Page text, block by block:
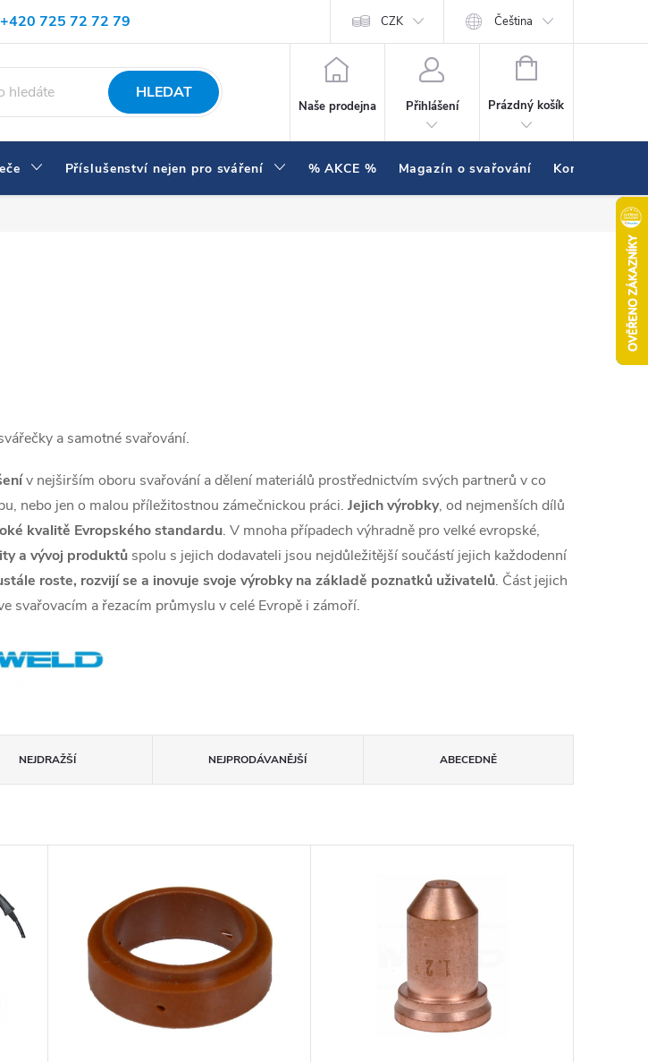
+420 725 72 72 79
Proč nakupovat u nás Hodnocení obchodu
CZK Čeština
HLEDAT
Naše prodejna Přihlášení
NÁKUPNÍ KOŠÍK
Prázdný košík
Příslušenství nejen pro sváření % AKCE % Magazín o svařování Kontakty
a samotné svařování.
v nejširším oboru svařování a dělení materiálů prostřednictvím svých partnerů v co
nebo jen o malou příležitostnou zámečnickou práci. Jejich výrobky, od nejmenších dílů
kvalitě Evropského standardu. V mnoha případech výhradně pro velké evropské,
a vývoj produktů spolu s jejich dodavateli jsou nejdůležitější součástí jejich každodenní
roste, rozvijí se a inovuje svoje výrobky na základě poznatků uživatelů. Část jejich
svařovacím a řezacím průmyslu v celé Evropě i zámoří.
NEJDRAŽŠÍ NEJPRODÁVANĚJŠÍ ABECEDNĚ